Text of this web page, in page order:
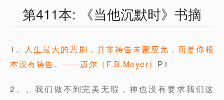
第411本: 《当他沉默时》书摘
1、 人生最大的悲剧，并非祷告未蒙应允，而是你根
本没有祷告。——迈尔（F.B.Meyer） P1
2、、我们做不到完美无瑕，神也没有要求我们这